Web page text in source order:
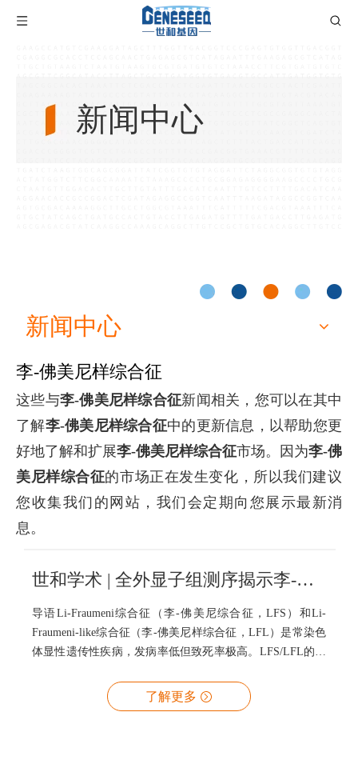
新闻中心
新闻中心
李-佛美尼样综合征
这些与李-佛美尼样综合征新闻相关，您可以在其中
了解李-佛美尼样综合征中的更新信息，以帮助您更
好地了解和扩展李-佛美尼样综合征市场。因为李-佛
美尼样综合征的市场正在发生变化，所以我们建议
您收集我们的网站，我们会定期向您展示最新消
息。
世和学术 | 全外显子组测序揭示李-佛美尼样综合征新型致病突变
导语Li-Fraumeni综合征（李-佛美尼综合征，LFS）和Li-
Fraumeni-like综合征（李-佛美尼样综合征，LFL）是常染色
体显性遗传性疾病，发病率低但致死率极高。LFS/LFL的发
见的 LFS/LFL 相关基因。此外，亦有研究证明 CHEK2 和
POT1 等基因种系致病突变与 LFS/LFL 发生相关。然而，受
了解更多